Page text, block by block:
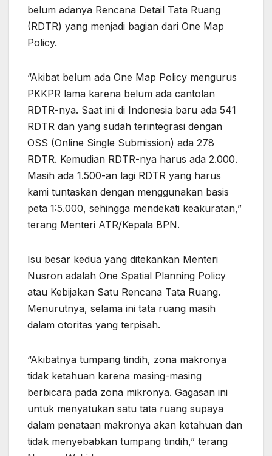
belum adanya Rencana Detail Tata Ruang
(RDTR) yang menjadi bagian dari One Map
Policy.
“Akibat belum ada One Map Policy mengurus
PKKPR lama karena belum ada cantolan
RDTR-nya. Saat ini di Indonesia baru ada 541
RDTR dan yang sudah terintegrasi dengan
OSS (Online Single Submission) ada 278
RDTR. Kemudian RDTR-nya harus ada 2.000.
Masih ada 1.500-an lagi RDTR yang harus
kami tuntaskan dengan menggunakan basis
peta 1:5.000, sehingga mendekati keakuratan,”
terang Menteri ATR/Kepala BPN.
Isu besar kedua yang ditekankan Menteri
Nusron adalah One Spatial Planning Policy
atau Kebijakan Satu Rencana Tata Ruang.
Menurutnya, selama ini tata ruang masih
dalam otoritas yang terpisah.
“Akibatnya tumpang tindih, zona makronya
tidak ketahuan karena masing-masing
berbicara pada zona mikronya. Gagasan ini
untuk menyatukan satu tata ruang supaya
dalam penataan makronya akan ketahuan dan
tidak menyebabkan tumpang tindih,” terang